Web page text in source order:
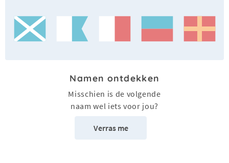
Namen ontdekken
Misschien is de volgende
naam wel iets voor jou?
Verras me